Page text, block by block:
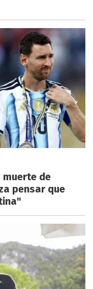
muerte de
pensar que